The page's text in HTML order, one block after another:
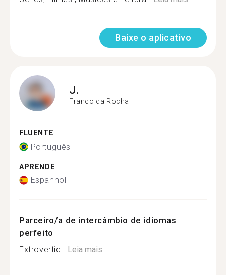
Baixe o aplicativo
J.
Franco da Rocha
FLUENTE
Português
APRENDE
Espanhol
Parceiro/a de intercâmbio de idiomas
perfeito
Extrovertid...Leia mais